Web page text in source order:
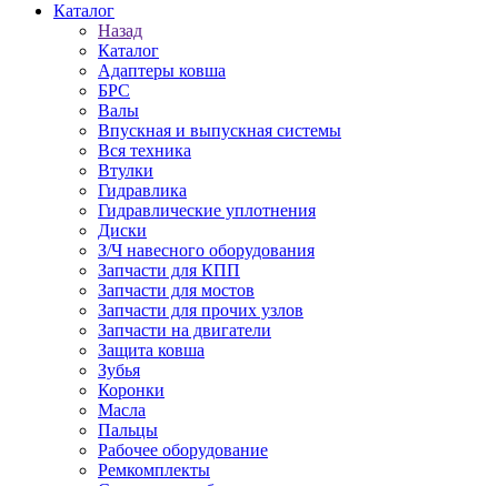
Каталог
Назад
Каталог
Адаптеры ковша
БРС
Валы
Впускная и выпускная системы
Вся техника
Втулки
Гидравлика
Гидравлические уплотнения
Диски
З/Ч навесного оборудования
Запчасти для КПП
Запчасти для мостов
Запчасти для прочих узлов
Запчасти на двигатели
Защита ковша
Зубья
Коронки
Масла
Пальцы
Рабочее оборудование
Ремкомплекты